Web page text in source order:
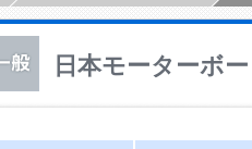
日本モーターボ